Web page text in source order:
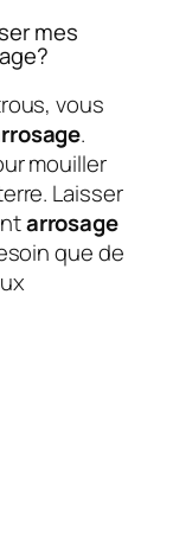
mes
vous
.
mouiller
Laisser
arrosage
que de